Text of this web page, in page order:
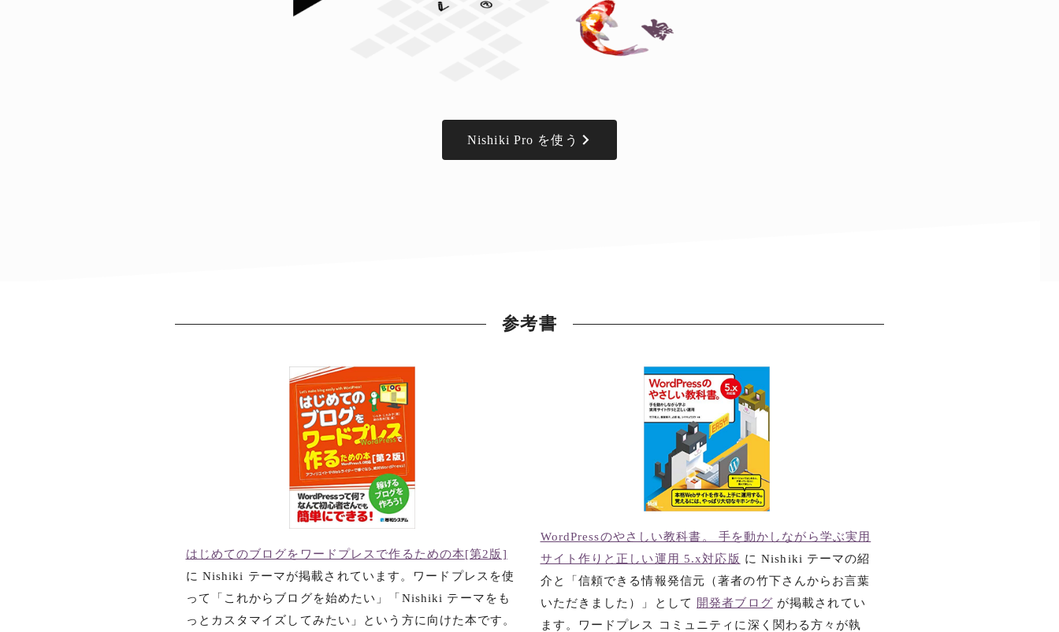
Nishiki Pro を使う
参考書
はじめてのブログをワードプレスで作るための本[第2版]
に Nishiki テーマが掲載されています。ワードプレスを使
って「これからブログを始めたい」「Nishiki テーマをも
っとカスタマイズしてみたい」という方に向けた本です。
WordPressのやさしい教科書。 手を動かしながら学ぶ実用
サイト作りと正しい運用 5.x対応版 に Nishiki テーマの紹
介と「信頼できる情報発信元（著者の竹下さんからお言葉
いただきました）」として 開発者ブログ が掲載されてい
ます。ワードプレス コミュニティに深く関わる方々が執